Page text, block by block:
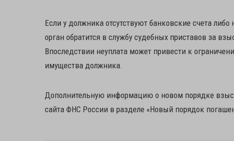
Если у должника отсутствуют банковские счета
орган обратится в службу судебных приставов за
Впоследствии неуплата может привести к
имущества должника.
Дополнительную информацию о новом порядке
сайта ФНС России в разделе «Новый порядок